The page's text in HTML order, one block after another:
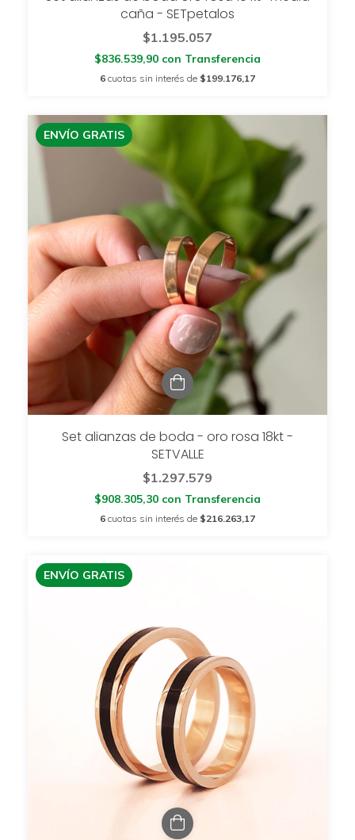
caña - SETpetalos
$1.195.057
$836.539,90 con Transferencia
6 cuotas sin interés de $199.176,17
ENVÍO GRATIS
Set alianzas de boda - oro rosa 18kt -
SETVALLE
$1.297.579
$908.305,30 con Transferencia
6 cuotas sin interés de $216.263,17
ENVÍO GRATIS